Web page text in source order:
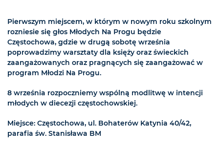
Pierwszym miejscem, w którym w nowym roku szkolnym
rozniesie się głos Młodych Na Progu będzie
Częstochowa, gdzie w drugą sobotę września
poprowadzimy warsztaty dla księży oraz świeckich
zaangażowanych oraz pragnących się zaangażować w
program Młodzi Na Progu.
8 września rozpoczniemy wspólną modlitwę w intencji
młodych w diecezji częstochowskiej.
Miejsce: Częstochowa, ul. Bohaterów Katynia 40/42,
parafia św. Stanisława BM